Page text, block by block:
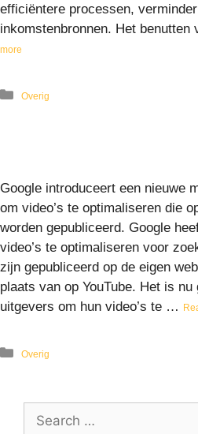
efficiëntere processen,
inkomstenbronnen. Het
more
Overig
Google introduceert een nieuwe
om video’s te optimaliseren die
worden gepubliceerd. Google
video’s te optimaliseren voor
zijn gepubliceerd op de eigen
plaats van op YouTube. Het is
uitgevers om hun video’s te …
Overig